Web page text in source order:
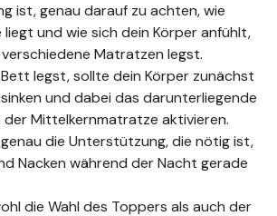
ist, genau darauf zu achten, wie
liegt und wie sich dein Körper anfühlt,
Matratzen legst.
legst, sollte dein Körper zunächst
und dabei das darunterliegende
der Mittelkernmatratze aktivieren.
die Unterstützung, die nötig ist,
Nacken während der Nacht gerade
die Wahl des Toppers als auch der